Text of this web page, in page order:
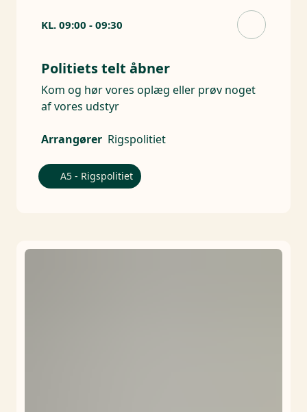
KL. 09:00 - 09:30
Politiets telt åbner
Kom og hør vores oplæg eller prøv noget
af vores udstyr
Arrangører Rigspolitiet
A5 - Rigspolitiet